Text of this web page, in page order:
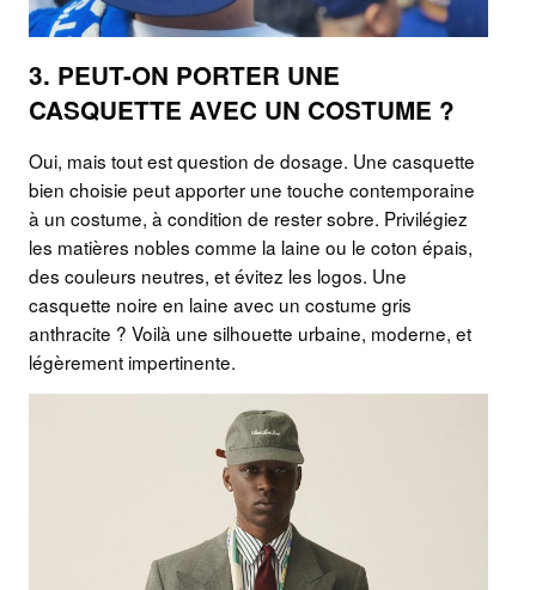
3. PEUT-ON PORTER UNE
CASQUETTE AVEC UN COSTUME ?
Oui, mais tout est question de dosage. Une casquette
bien choisie peut apporter une touche contemporaine
à un costume, à condition de rester sobre. Privilégiez
les matières nobles comme la laine ou le coton épais,
des couleurs neutres, et évitez les logos. Une
casquette noire en laine avec un costume gris
anthracite ? Voilà une silhouette urbaine, moderne, et
légèrement impertinente.